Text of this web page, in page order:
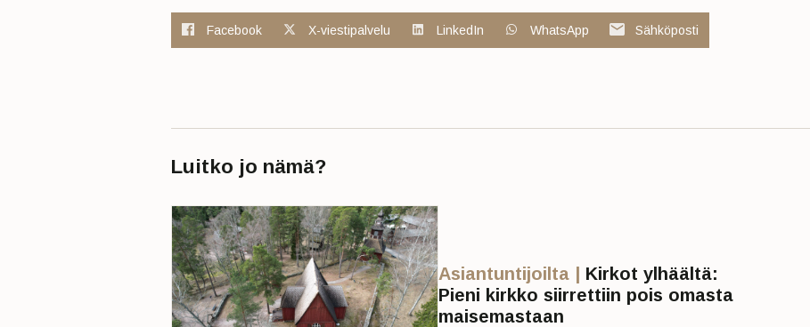
Facebook X-viestipalvelu LinkedIn WhatsApp Sähköposti
Luitko jo nämä?
Asiantuntijoilta | Kirkot ylhäältä:
Pieni kirkko siirrettiin pois omasta
maisemastaan